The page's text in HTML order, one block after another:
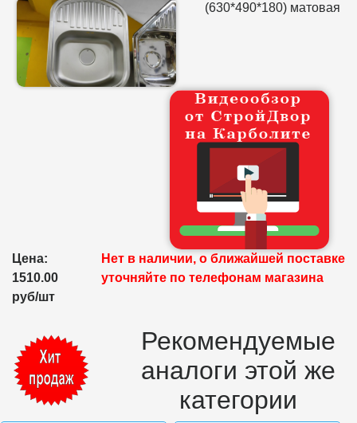
(630*490*180) матовая
Цена:
1510.00
руб/шт
Нет в наличии, о ближайшей поставке
уточняйте по телефонам магазина
Рекомендуемые
аналоги этой же
категории